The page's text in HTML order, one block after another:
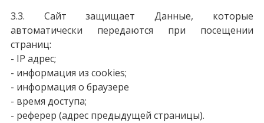
3.3. Сайт защищает Данные, которые
автоматически передаются при посещении
страниц:
- IP адрес;
- информация из cookies;
- информация о браузере
- время доступа;
- реферер (адрес предыдущей страницы).